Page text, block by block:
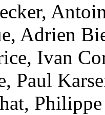
Adrien
Ivan
Paul